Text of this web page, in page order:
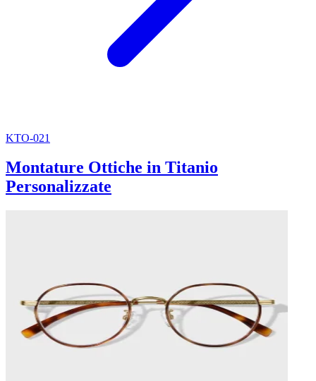
KTO-021
Montature Ottiche in Titanio
Personalizzate